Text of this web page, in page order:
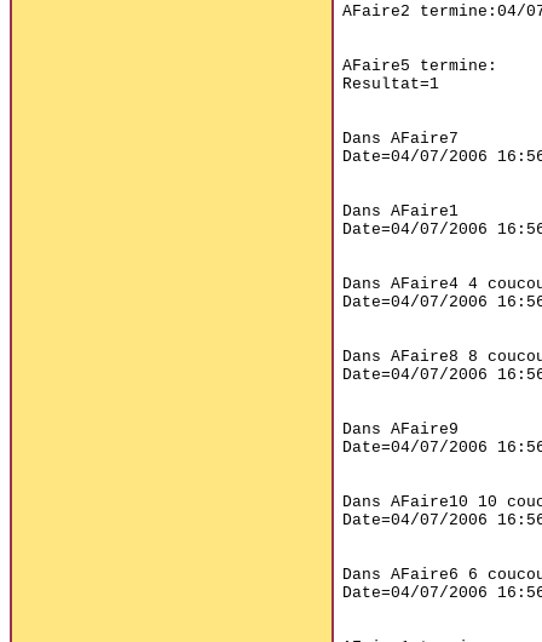
AFaire2 termine:04/
AFaire5 termine:
Resultat=1
Dans AFaire7
Date=04/07/2006
Dans AFaire1
Date=04/07/2006
Dans AFaire4 4
Date=04/07/2006
Dans AFaire8 8
Date=04/07/2006
Dans AFaire9
Date=04/07/2006
Dans AFaire10 10
Date=04/07/2006
Dans AFaire6 6
Date=04/07/2006